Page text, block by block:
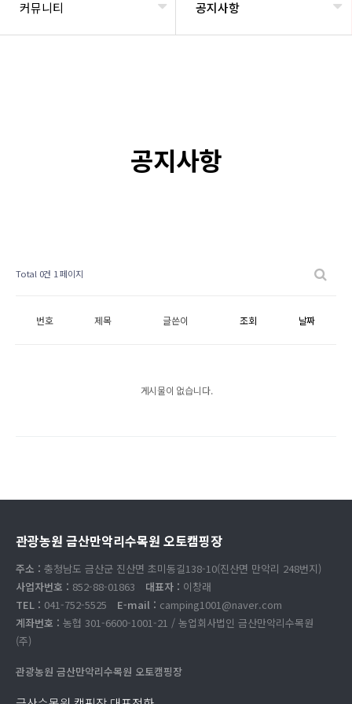
커뮤니티 공지사항
공지사항
Total 0건 1 페이지
번호 제목 글쓴이 조회 날짜
게시물이 없습니다.
관광농원 금산만악리수목원 오토캠핑장
주소 : 충청남도 금산군 진산면 초미동길138-10(진산면 만악리 248번지)
사업자번호 : 852-88-01863 대표자 : 이창래
TEL : 041-752-5525 E-mail : camping1001@naver.com
계좌번호 : 농협 301-6600-1001-21 / 농업회사법인 금산만악리수목원
(주)
관광농원 금산만악리수목원 오토캠핑장